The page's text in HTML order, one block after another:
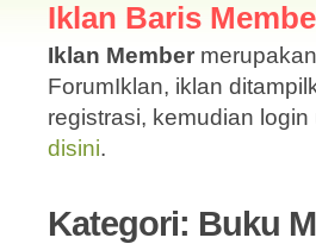
Iklan Baris
Iklan Member
ForumIklan, iklan
registrasi, kemudian
disini.
Kategori: Buku